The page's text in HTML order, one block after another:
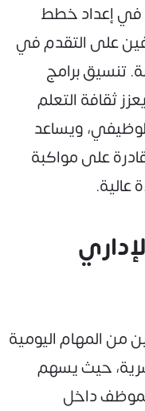
في إعداد خطط
على التقدم في
تنسيق برامج
ثقافة التعلم
ويساعد
على مواكبة
عالية.
من المهام اليومية
حيث يسهم
داخل